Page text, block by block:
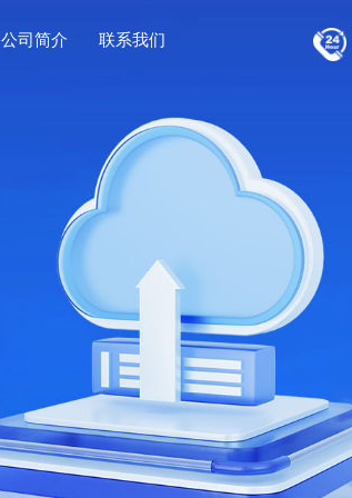
公司简介 联系我们